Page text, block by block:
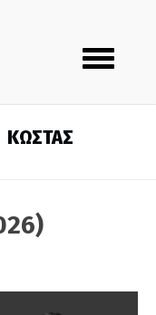
Toggle
navigation
ΚΩΣΤΑΣ